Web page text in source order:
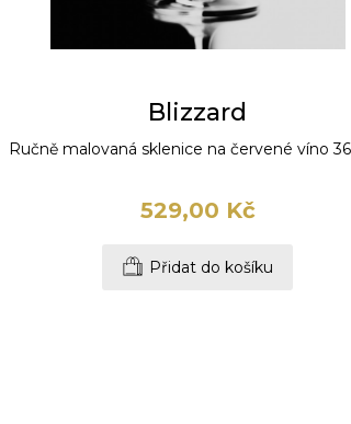
Blizzard
Ručně malovaná sklenice na červené víno
529,00 Kč
Přidat do košíku